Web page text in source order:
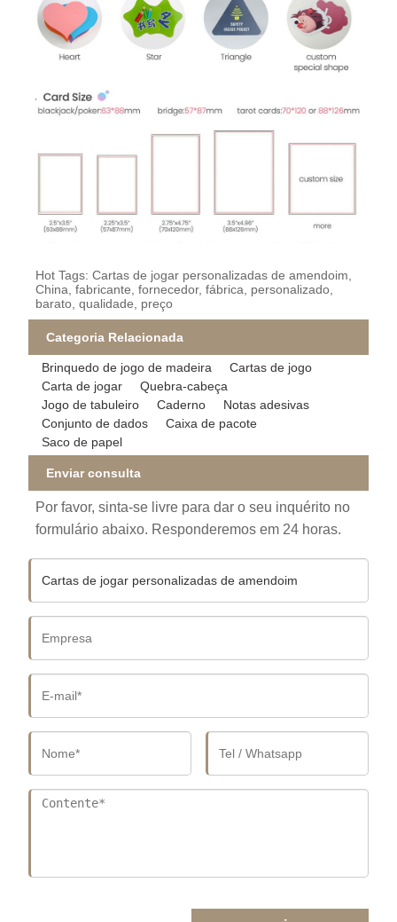
Hot Tags: Cartas de jogar personalizadas de amendoim,
China, fabricante, fornecedor, fábrica, personalizado,
barato, qualidade, preço
Categoria Relacionada
Brinquedo de jogo de madeira
Cartas de jogo
Carta de jogar
Quebra-cabeça
Jogo de tabuleiro
Caderno
Notas adesivas
Conjunto de dados
Caixa de pacote
Saco de papel
Enviar consulta
Por favor, sinta-se livre para dar o seu inquérito no
formulário abaixo. Responderemos em 24 horas.